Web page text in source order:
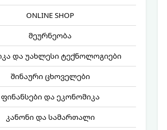
ONLINE SHOP
მეურნეობა
და უახლესი ტექნოლოგიები
შინაური ცხოველები
ფინანსები და ეკონომიკა
კანონი და სამართალი